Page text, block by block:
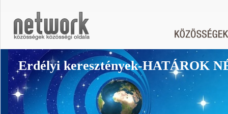
Erdélyi keresztények-HATÁROK